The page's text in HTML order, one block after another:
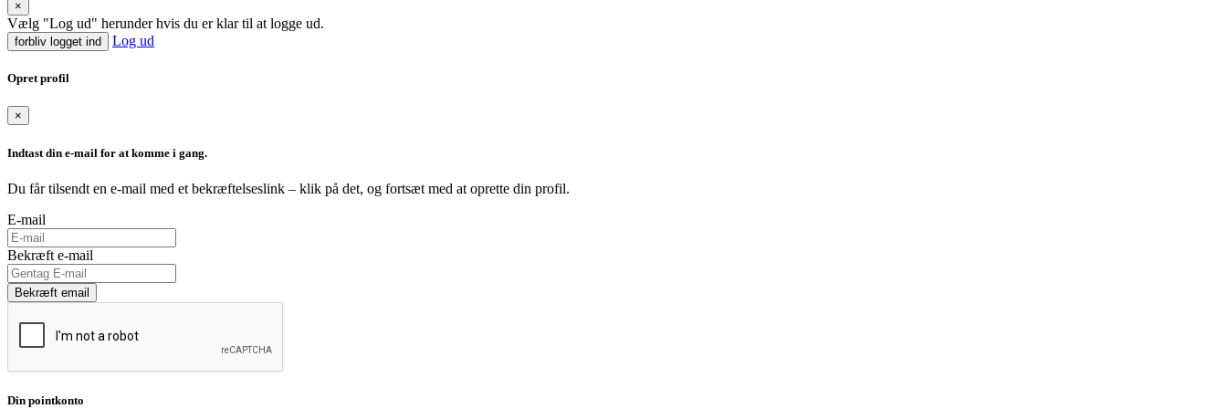
×
Vælg "Log ud" herunder hvis du er klar til at logge ud.
forbliv logget ind Log ud
Opret profil
×
Indtast din e-mail for at komme i gang.
Du får tilsendt en e-mail med et bekræftelseslink – klik på det, og fortsæt med at oprette din profil.
E-mail
Bekræft e-mail
Bekræft email
Din pointkonto